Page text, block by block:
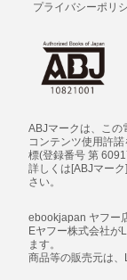
プライバシーポリ
ABJマークは、この
コンテンツ使用許
標(登録番号 第
詳しくは[ABJマー
さい。
ebookjapan ヤフー
Eヤフー株式会社が
ます。
商品等の販売元は、